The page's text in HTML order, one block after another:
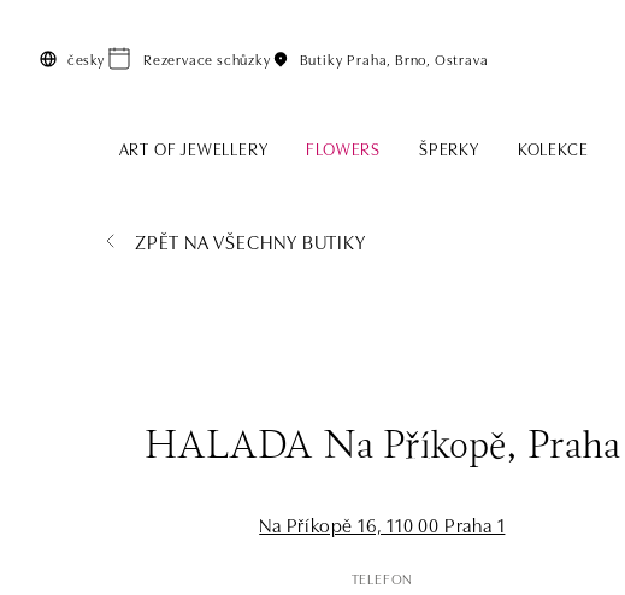
česky Rezervace schůzky Butiky Praha, Brno, Ostrava
ART OF JEWELLERY FLOWERS ŠPERKY KOLEKCE
ZPĚT NA VŠECHNY BUTIKY
HALADA Na Příkopě, Praha
Na Příkopě 16, 110 00 Praha 1
TELEFON